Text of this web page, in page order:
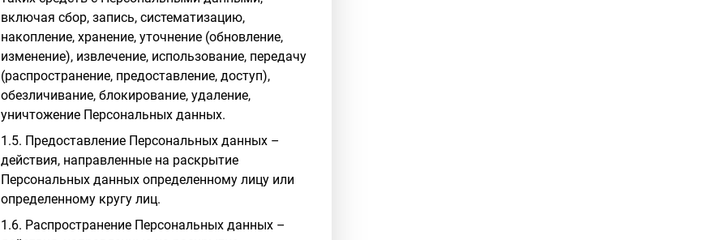
включая сбор, запись, систематизацию,
накопление, хранение, уточнение (обновление,
изменение), извлечение, использование, передачу
(распространение, предоставление, доступ),
обезличивание, блокирование, удаление,
уничтожение Персональных данных.
1.5. Предоставление Персональных данных –
действия, направленные на раскрытие
Персональных данных определенному лицу или
определенному кругу лиц.
1.6. Распространение Персональных данных –